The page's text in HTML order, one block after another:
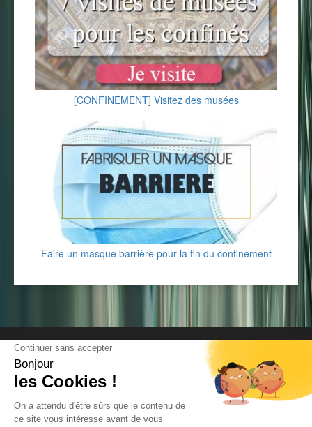
[CONFINEMENT] Visitez des musées
Faire un masque barrière pour la fin du confinement